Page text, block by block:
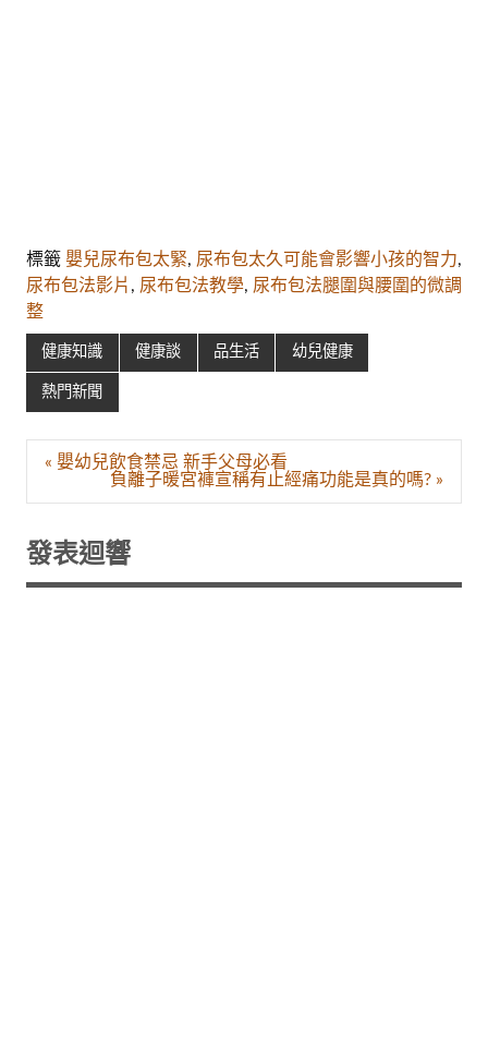
標籤 嬰兒尿布包太緊, 尿布包太久可能會影響小孩的智力,
尿布包法影片 , 尿布包法教學, 尿布包法腿圍與腰圍的微調
整
健康知識 健康談 品生活 幼兒健康
熱門新聞
文
« 嬰幼兒飲食禁忌 新手父母必看
負離子暖宮褲宣稱有止經痛功能是真的嗎? »
發表迴響